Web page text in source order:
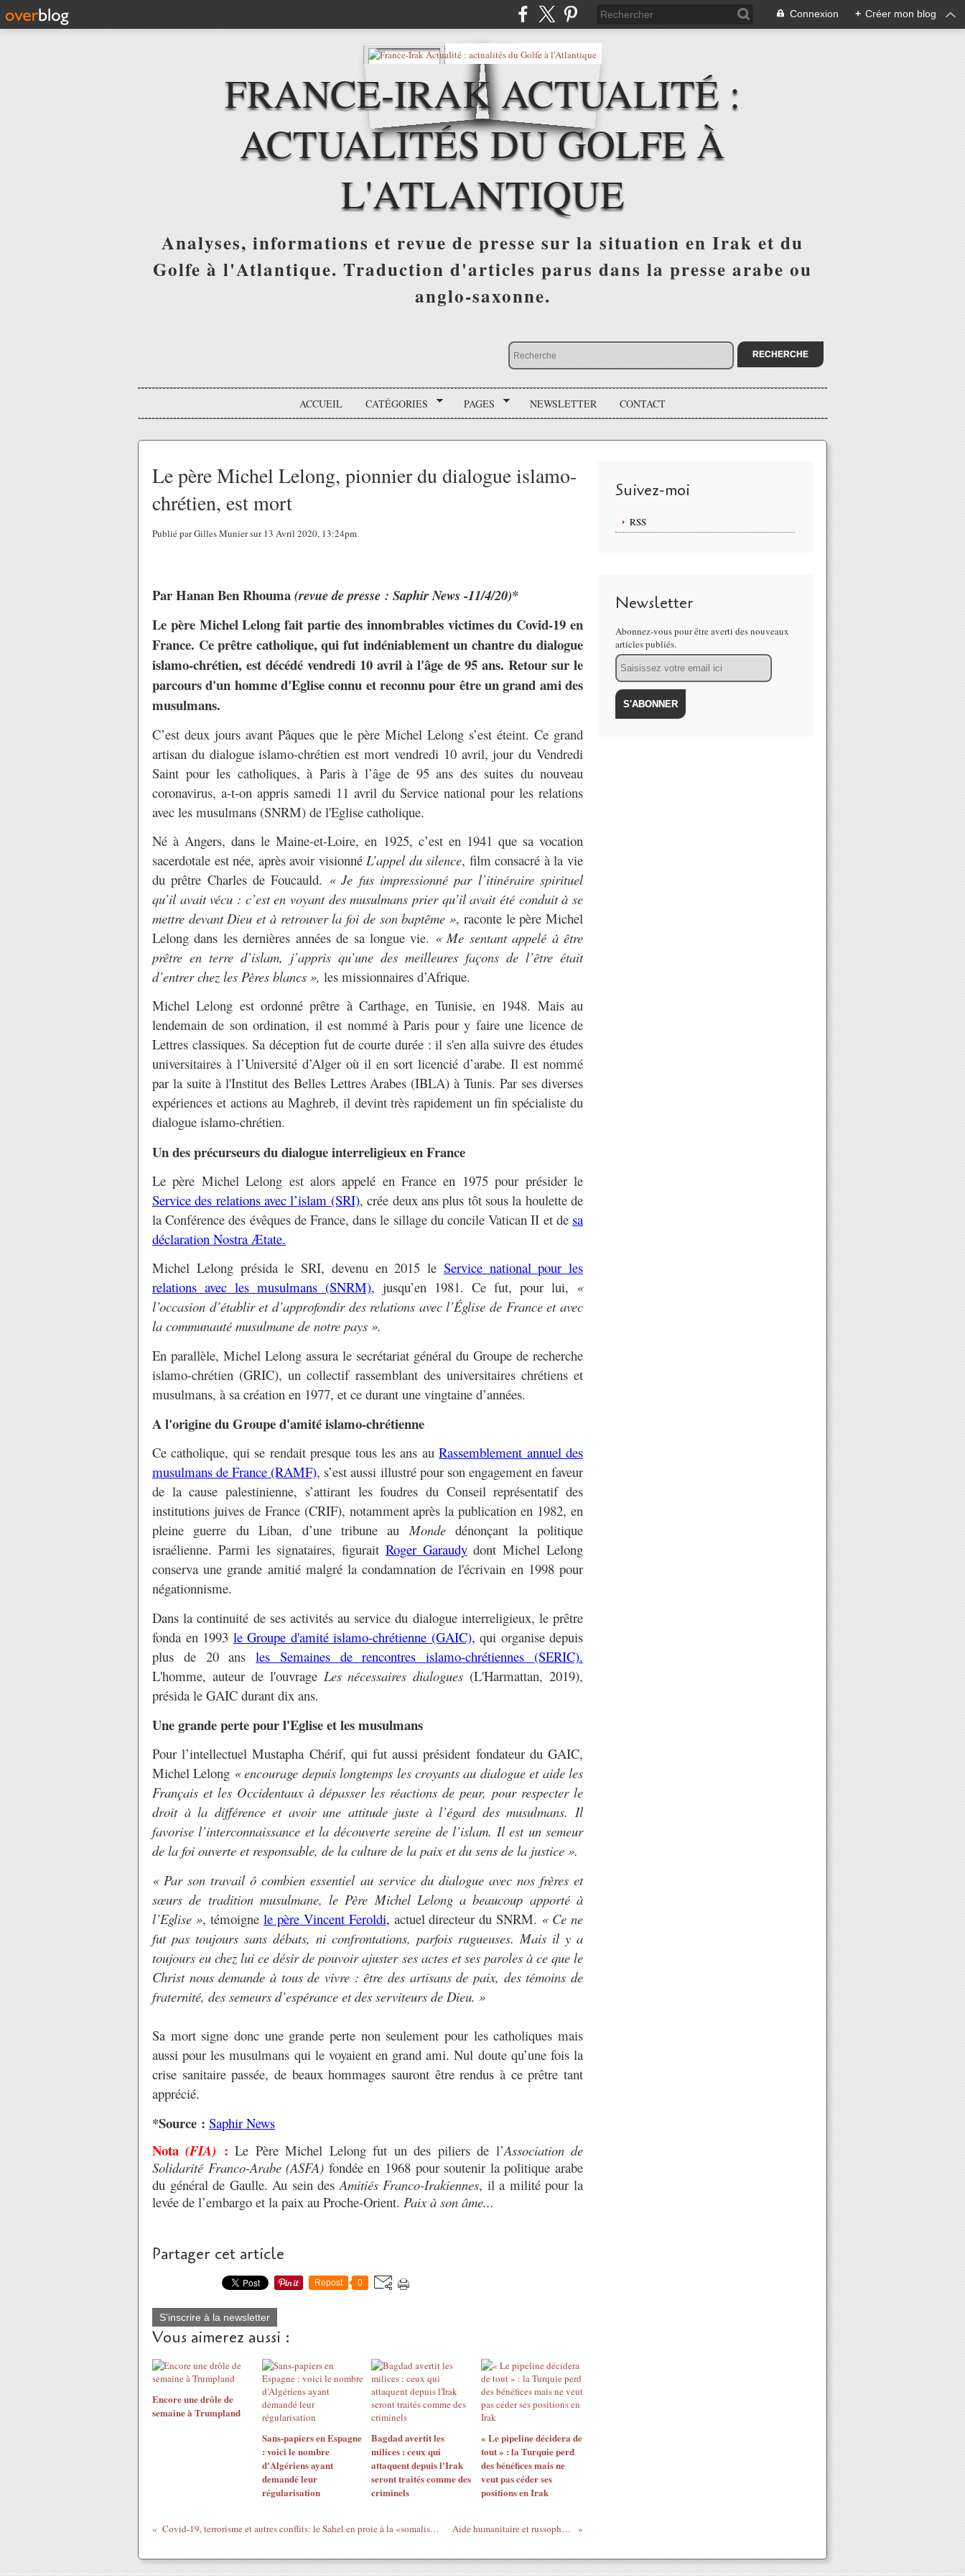
Connexion + Créer mon blog
FRANCE-IRAK ACTUALITÉ :
ACTUALITÉS DU GOLFE À
L'ATLANTIQUE
Analyses, informations et revue de presse sur la situation en Irak et du
Golfe à l'Atlantique. Traduction d'articles parus dans la presse arabe ou
anglo-saxonne.
ACCUEIL CATÉGORIES PAGES NEWSLETTER CONTACT
Le père Michel Lelong, pionnier du dialogue islamo-
chrétien, est mort
Publié par Gilles Munier sur 13 Avril 2020, 13:24pm
Par Hanan Ben Rhouma(revue de presse : Saphir News -11/4/20)*
Le père Michel Lelong fait partie des innombrables victimes du Covid-19 en
France. Ce prêtre catholique, qui fut indéniablement un chantre du dialogue
islamo-chrétien, est décédé vendredi 10 avril à l'âge de 95 ans. Retour sur le
parcours d'un homme d'Eglise connu et reconnu pour être un grand ami des
musulmans.
C’est deux jours avant Pâques que le père Michel Lelong s’est éteint. Ce grand
artisan du dialogue islamo-chrétien est mort vendredi 10 avril, jour du Vendredi
Saint pour les catholiques, à Paris à l’âge de 95 ans des suites du nouveau
coronavirus, a-t-on appris samedi 11 avril du Service national pour les relations
avec les musulmans (SNRM) de l'Eglise catholique.
Né à Angers, dans le Maine-et-Loire, en 1925, c’est en 1941 que sa vocation
sacerdotale est née, après avoir visionné L’appel du silence, film consacré à la vie
du prêtre Charles de Foucauld. « Je fus impressionné par l’itinéraire spirituel
qu’il avait vécu : c’est en voyant des musulmans prier qu’il avait été conduit à se
mettre devant Dieu et à retrouver la foi de son baptême », raconte le père Michel
Lelong dans les dernières années de sa longue vie. « Me sentant appelé à être
prêtre en terre d’islam, j’appris qu’une des meilleures façons de l’être était
d’entrer chez les Pères blancs », les missionnaires d’Afrique.
Michel Lelong est ordonné prêtre à Carthage, en Tunisie, en 1948. Mais au
lendemain de son ordination, il est nommé à Paris pour y faire une licence de
Lettres classiques. Sa déception fut de courte durée : il s'en alla suivre des études
universitaires à l’Université d’Alger où il en sort licencié d’arabe. Il est nommé
par la suite à l'Institut des Belles Lettres Arabes (IBLA) à Tunis. Par ses diverses
expériences et actions au Maghreb, il devint très rapidement un fin spécialiste du
dialogue islamo-chrétien.
Un des précurseurs du dialogue interreligieux en France
Le père Michel Lelong est alors appelé en France en 1975 pour présider le
Service des relations avec l’islam (SRI), crée deux ans plus tôt sous la houlette de
la Conférence des évêques de France, dans le sillage du concile Vatican II et de sa
déclaration Nostra Ætate.
Michel Lelong présida le SRI, devenu en 2015 le Service national pour les
relations avec les musulmans (SNRM), jusqu’en 1981. Ce fut, pour lui, «
l’occasion d’établir et d’approfondir des relations avec l’Église de France et avec
la communauté musulmane de notre pays ».
En parallèle, Michel Lelong assura le secrétariat général du Groupe de recherche
islamo-chrétien (GRIC), un collectif rassemblant des universitaires chrétiens et
musulmans, à sa création en 1977, et ce durant une vingtaine d’années.
A l'origine du Groupe d'amité islamo-chrétienne
Ce catholique, qui se rendait presque tous les ans auRassemblement annuel des
musulmans de France (RAMF), s’est aussi illustré pour son engagement en faveur
de la cause palestinienne, s’attirant les foudres du Conseil représentatif des
institutions juives de France (CRIF), notamment après la publication en 1982, en
pleine guerre du Liban, d’une tribune auMondedénonçant la politique
israélienne. Parmi les signataires, figurait Roger Garaudydont Michel Lelong
conserva une grande amitié malgré la condamnation de l'écrivain en 1998 pour
négationnisme.
Dans la continuité de ses activités au service du dialogue interreligieux, le prêtre
fonda en 1993 le Groupe d'amité islamo-chrétienne (GAIC), qui organise depuis
plus de 20 ansles Semaines de rencontres islamo-chrétiennes (SERIC).
L'homme, auteur de l'ouvrage Les nécessaires dialogues (L'Harmattan, 2019),
présida le GAIC durant dix ans.
Une grande perte pour l'Eglise et les musulmans
Pour l’intellectuel Mustapha Chérif, qui fut aussi président fondateur du GAIC,
Michel Lelong « encourage depuis longtemps les croyants au dialogue et aide les
Français et les Occidentaux à dépasser les réactions de peur, pour respecter le
droit à la différence et avoir une attitude juste à l’égard des musulmans. Il
favorise l’interconnaissance et la découverte sereine de l’islam. Il est un semeur
de la foi ouverte et responsable, de la culture de la paix et du sens de la justice ».
« Par son travail ô combien essentiel au service du dialogue avec nos frères et
sœurs de tradition musulmane, le Père Michel Lelong a beaucoup apporté à
l’Eglise », témoigne le père Vincent Feroldi, actuel directeur du SNRM. « Ce ne
fut pas toujours sans débats, ni confrontations, parfois rugueuses. Mais il y a
toujours eu chez lui ce désir de pouvoir ajuster ses actes et ses paroles à ce que le
Christ nous demande à tous de vivre : être des artisans de paix, des témoins de
fraternité, des semeurs d’espérance et des serviteurs de Dieu. »
Sa mort signe donc une grande perte non seulement pour les catholiques mais
aussi pour les musulmans qui le voyaient en grand ami. Nul doute qu’une fois la
crise sanitaire passée, de beaux hommages sauront être rendus à ce prêtre tant
apprécié.
*Source : Saphir News
Nota(FIA) : Le Père Michel Lelong fut un des piliers de l’Association de
Solidarité Franco-Arabe (ASFA) fondée en 1968 pour soutenir la politique arabe
du général de Gaulle. Au sein desAmitiés Franco-Irakiennes, il a milité pour la
levée de l’embargo et la paix au Proche-Orient. Paix à son âme...
Partager cet article
Repost 0
S'inscrire à la newsletter
Vous aimerez aussi :
Encore une drôle de
semaine à Trumpland
Sans-papiers en Espagne
: voici le nombre
d'Algériens ayant
demandé leur
régularisation
Bagdad avertit les
milices : ceux qui
attaquent depuis l'Irak
seront traités comme des
criminels
« Le pipeline décidera de
tout » : la Turquie perd
des bénéfices mais ne
veut pas céder ses
positions en Irak
Covid-19, terrorisme et autres conflits: le Sahel en proie à la «somalisation» Aide humanitaire et russophobie
Suivez-moi
RSS
Newsletter
Abonnez-vous pour être averti des nouveaux
articles publiés.
Email